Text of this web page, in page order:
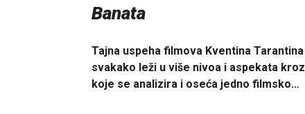
Banata
Tajna uspeha filmova Kventina Tarantina
svakako leži u više nivoa i aspekata kroz
koje se analizira i oseća jedno filmsko…